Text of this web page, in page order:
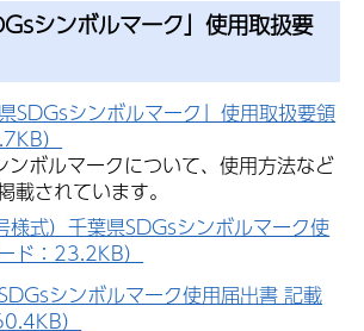
シンボルマーク」使用取扱要
県SDGsシンボルマーク」使用取扱要領
）
ンボルマークについて、使用方法など
載されています。
様式）千葉県SDGsシンボルマーク使
ド：23.2KB）
シンボルマーク使用届出書 記載
）